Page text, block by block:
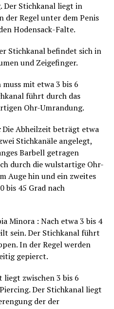
Stichkanal liegt in
der Regel unter dem Penis
Hodensack-Falte.
Stichkanal befindet sich in
und Zeigefinger.
mit etwa 3 bis 6
führt durch das
Ohr-Umrandung.
Die Abheilzeit beträgt etwa
Stichkanäle angelegt,
Barbell getragen
durch die wulstartige Ohr-
Auge hin und ein zweites
bis 45 Grad nach
Minora : Nach etwa 3 bis 4
sein. Der Stichkanal führt
In der Regel werden
gepierct.
zwischen 3 bis 6
Der Stichkanal liegt
der der